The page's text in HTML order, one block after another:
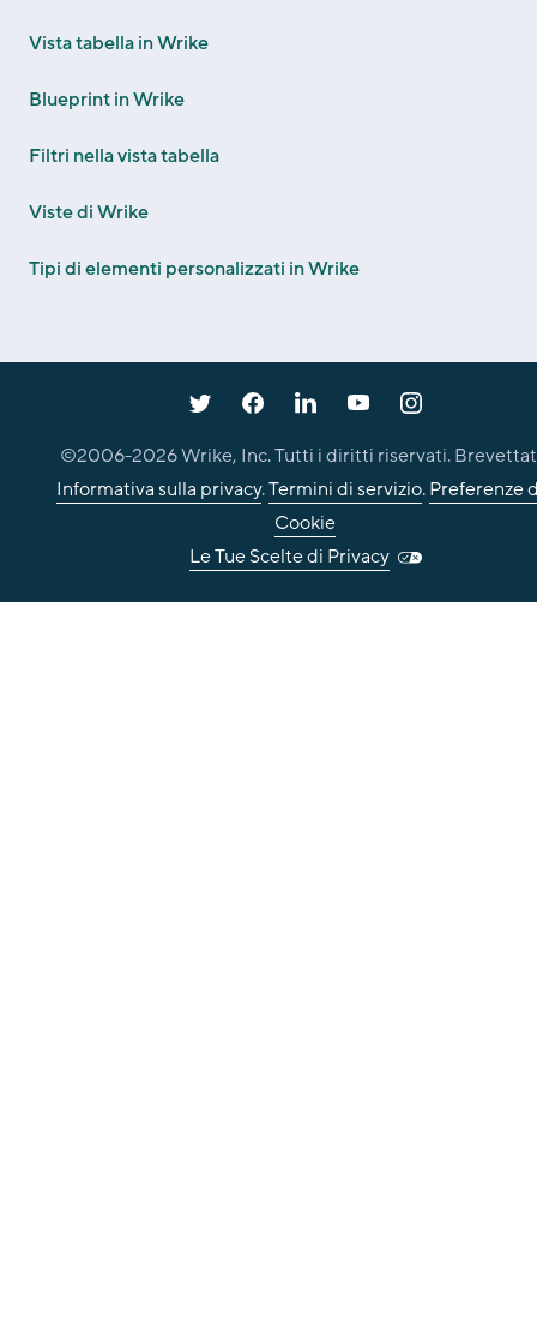
Vista tabella in Wrike
Blueprint in Wrike
Filtri nella vista tabella
Viste di Wrike
Tipi di elementi personalizzati in Wrike
©2006-2026Wrike, Inc. Tutti i diritti riservati.
Informativa sulla privacy.Termini di servizio.Preferenze
Cookie
Le Tue Scelte di Privacy